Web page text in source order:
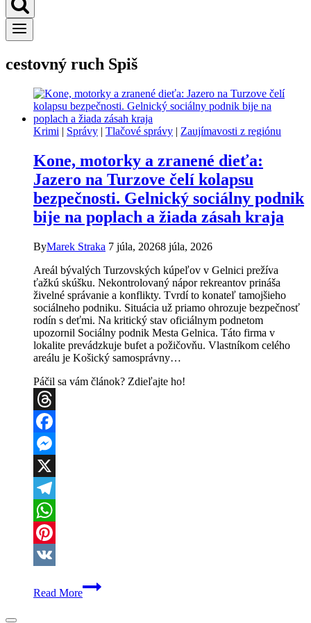
cestovný ruch Spiš
Krimi | Správy | Tlačové správy | Zaujímavosti z regiónu
Kone, motorky a zranené dieťa:
Jazero na Turzove čelí kolapsu
bezpečnosti. Gelnický sociálny podnik
bije na poplach a žiada zásah kraja
ByMarek Straka 7 júla, 20268 júla, 2026
Areál bývalých Turzovských kúpeľov v Gelnici prežíva
ťažkú skúšku. Nekontrolovaný nápor rekreantov prináša
živelné správanie a konflikty. Tvrdí to konateľ tamojšieho
sociálneho podniku. Situácia už priamo ohrozuje bezpečnosť
rodín s deťmi. Na kritický stav oficiálnym podnetom
upozornil Sociálny podnik Mesta Gelnica. Táto firma v
lokalite prevádzkuje bufet a požičovňu. Vlastníkom celého
areálu je Košický samosprávny…
Páčil sa vám článok? Zdieľajte ho!
Threads
Facebook
Messenger
X
Telegram
WhatsApp
Pinterest
Read More
Kone,
motorky